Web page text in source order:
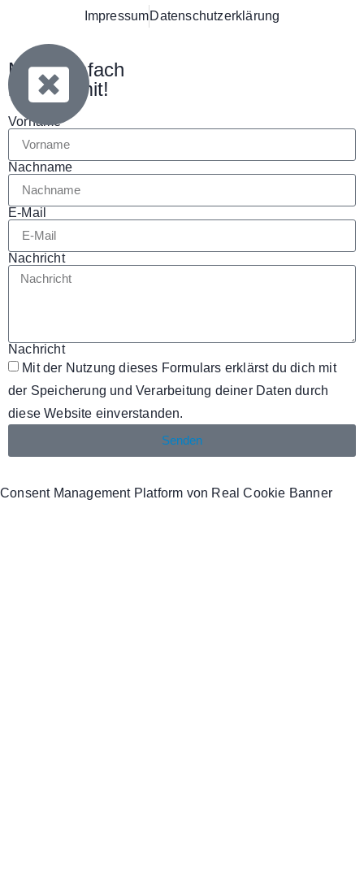
ImpressumDatenschutzerklärung
Mach einfach
bei uns mit!
Vorname
Nachname
E-Mail
Nachricht
Nachricht
Mit der Nutzung dieses Formulars erklärst du dich mit
der Speicherung und Verarbeitung deiner Daten durch
diese Website einverstanden.
Senden
Consent Management Platform von Real Cookie Banner